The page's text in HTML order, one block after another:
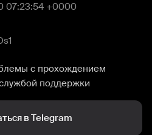
07:23:54 +0000
с прохождением
поддержки
в Telegram